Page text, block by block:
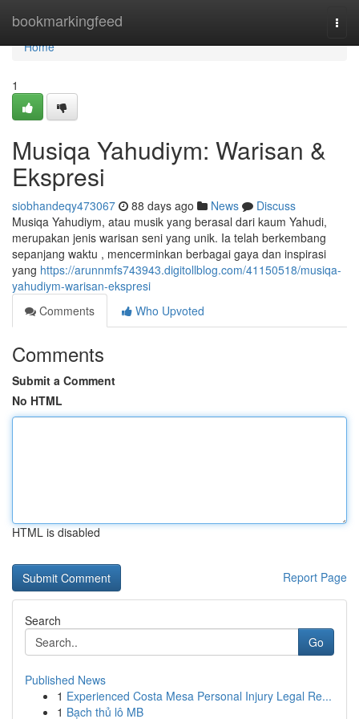
bookmarkingfeed
Home
Home
1
Musiqa Yahudiym: Warisan &
Ekspresi
siobhandeqy473067 88 days ago News
Discuss
Musiqa Yahudiym, atau musik yang berasal dari kaum Yahudi,
merupakan jenis warisan seni yang unik. Ia telah berkembang
sepanjang waktu , mencerminkan berbagai gaya dan inspirasi
yang https://arunnmfs743943.digitollblog.com/41150518/musiqa-
yahudiym-warisan-ekspresi
Comments
Who Upvoted
Comments
Submit a Comment
No HTML
HTML is disabled
Report Page
Search
Go
Published News
1 Experienced Costa Mesa Personal Injury Legal Re...
1 Bạch thủ lô MB